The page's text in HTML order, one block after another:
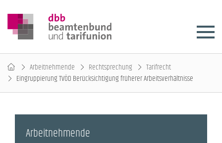
Arbeitnehmende Rechtsprechung
Tarifrecht
Eingruppierung TVÖD Berücksichtigung früherer Arbeitsverhältnisse
Arbeitnehmende